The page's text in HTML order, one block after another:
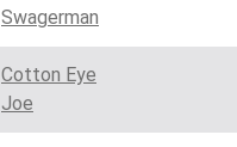
Swagerman
Cotton Eye
Joe